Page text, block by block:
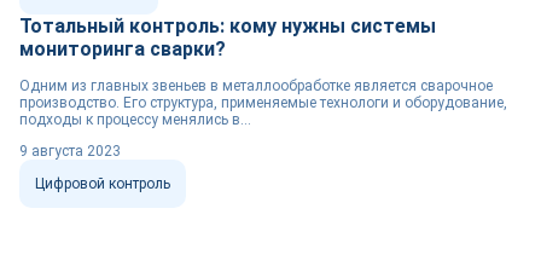
Тотальный контроль: кому нужны системы
мониторинга сварки?
Одним из главных звеньев в металлообработке является сварочное
производство. Его структура, применяемые технологи и оборудование,
подходы к процессу менялись в...
Цифровой контроль
9 августа 2023